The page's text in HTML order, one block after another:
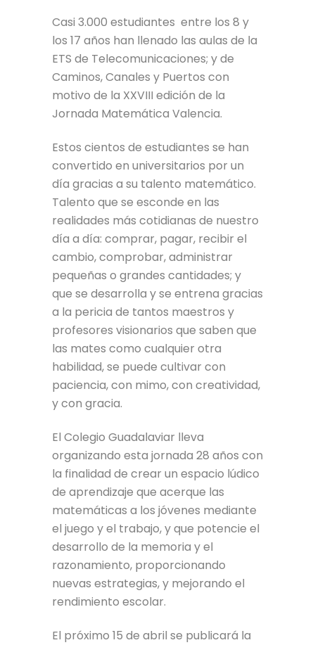
Casi 3.000 estudiantes entre los 8 y
los 17 años han llenado las aulas de la
ETS de Telecomunicaciones; y de
Caminos, Canales y Puertos con
motivo de la XXVIII edición de la
Jornada Matemática Valencia.
Estos cientos de estudiantes se han
convertido en universitarios por un
día gracias a su talento matemático.
Talento que se esconde en las
realidades más cotidianas de nuestro
día a día: comprar, pagar, recibir el
cambio, comprobar, administrar
pequeñas o grandes cantidades; y
que se desarrolla y se entrena gracias
a la pericia de tantos maestros y
profesores visionarios que saben que
las mates como cualquier otra
habilidad, se puede cultivar con
paciencia, con mimo, con creatividad,
y con gracia.
El Colegio Guadalaviar lleva
organizando esta jornada 28 años con
la finalidad de crear un espacio lúdico
de aprendizaje que acerque las
matemáticas a los jóvenes mediante
el juego y el trabajo, y que potencie el
desarrollo de la memoria y el
razonamiento, proporcionando
nuevas estrategias, y mejorando el
rendimiento escolar.
El próximo 15 de abril se publicará la